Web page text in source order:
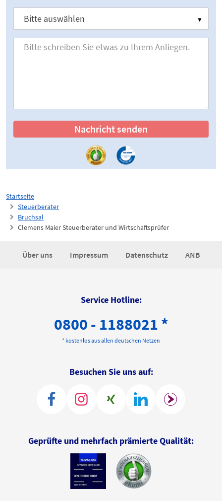
Startseite
Steuerberater
Bruchsal
Clemens Maier Steuerberater und Wirtschaftsprüfer
Nachricht senden
Über uns Impressum Datenschutz ANB
Service Hotline:
0800 - 1188021 *
* kostenlos aus allen deutschen Netzen
Besuchen Sie uns auf:
Geprüfte und mehrfach prämierte Qualität: